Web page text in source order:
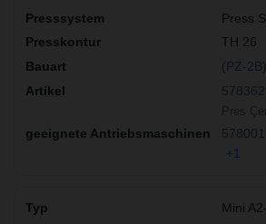
Press
TH 26
(PZ-2B)
+1
Mini